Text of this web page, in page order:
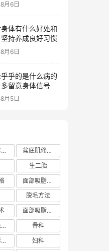
月6日
体有什么好处和
持养成良好习惯
月6日
乎的是什么病的
留意身体信号
月5日
盆底肌修复医院排行榜
盆底肌修复多少钱
生二胎
面部吸脂费用
脱毛方法
面部吸脂多少钱
私密脱毛方法
骨科
阴唇整形手术多少钱
妇科